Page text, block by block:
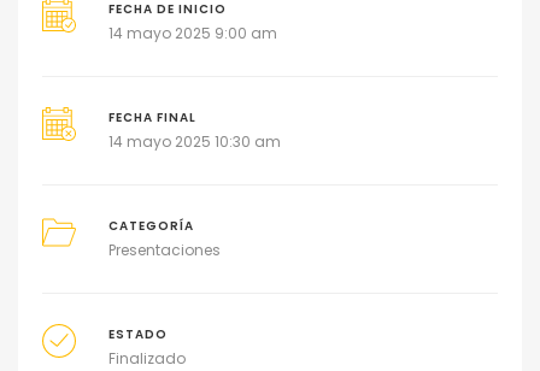
FECHA DE INICIO
14 mayo 2025 9:00 am
FECHA FINAL
14 mayo 2025 10:30 am
ESTADO
Finalizado
CATEGORÍA
Presentaciones